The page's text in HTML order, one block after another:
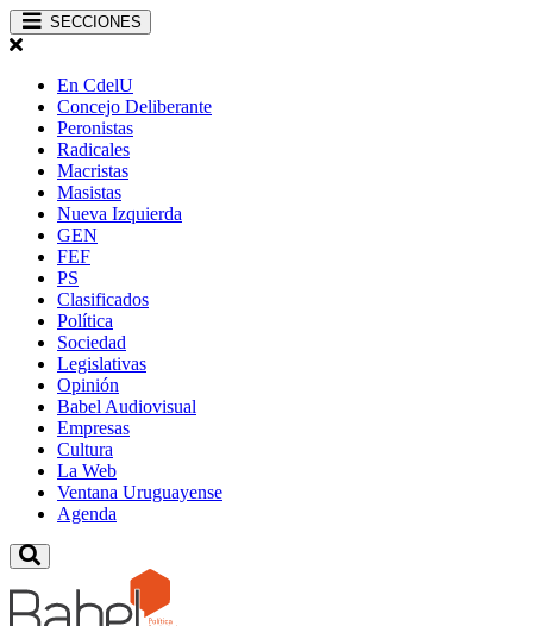
SECCIONES
En CdelU
Concejo Deliberante
Peronistas
Radicales
Macristas
Masistas
Nueva Izquierda
GEN
FEF
PS
Clasificados
Política
Sociedad
Legislativas
Opinión
Babel Audiovisual
Empresas
Cultura
La Web
Ventana Uruguayense
Agenda